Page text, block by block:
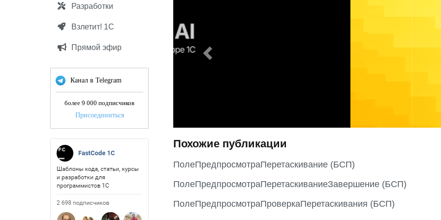
Разработки
Взлетит! 1С
Прямой эфир
Канал в Telegram
более 9 000 подписчиков
Присоединиться
o
u
Похожие публикации
ПолеПредпросмотраПеретаскивание (БСП)
ПолеПредпросмотраПеретаскиваниеЗавершение (БСП)
ПолеПредпросмотраПроверкаПеретаскивания (БСП)